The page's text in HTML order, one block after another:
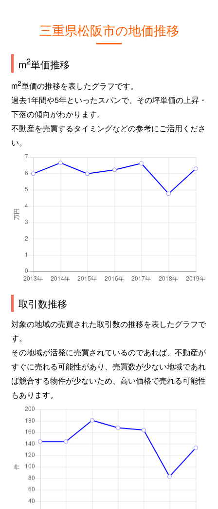
三重県松阪市の地価推移
m2単価推移
m2単価の推移を表したグラフです。
過去1年間や5年といったスパンで、その坪単価の上昇・
下落の傾向がわかります。
不動産を売買するタイミングなどの参考にご活用くださ
い。
取引数推移
対象の地域の売買された取引数の推移を表したグラフで
す。
その地域が活発に売買されているのであれば、不動産が
すぐに売れる可能性があり、売買数が少ない地域であれ
ば競合する物件が少ないため、高い価格で売れる可能性
もあります。